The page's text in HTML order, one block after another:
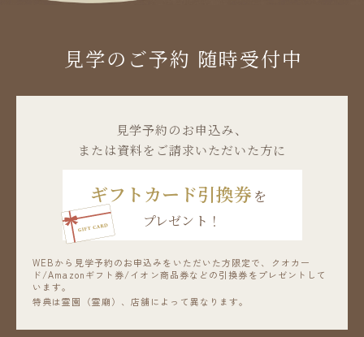
見学のご予約 随時受付中
⾒学予約のお申込み、
または資料をご請求いただいた方に
ギフトカード引換券 を
プレゼント！
WEBから見学予約のお申込みをいただいた方限定で、
クオカー
ド/Amazonギフト券/イオン商品券などの引換券をプレゼントして
います。
特典は霊園（霊廟）、店舗によって異なります。